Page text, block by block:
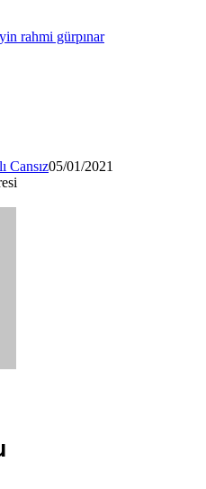
rahmi gürpınar
Cansız05/01/2021